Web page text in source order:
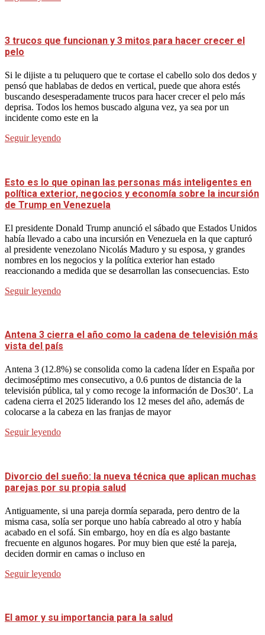
3 trucos que funcionan y 3 mitos para hacer crecer el
pelo
Si le dijiste a tu peluquero que te cortase el cabello solo dos dedos y
pensó que hablabas de dedos en vertical, puede que ahora estés
buscando desesperadamente trucos para hacer crecer el pelo más
deprisa. Todos los hemos buscado alguna vez, ya sea por un
incidente como este en la
Seguir leyendo
Esto es lo que opinan las personas más inteligentes en
política exterior, negocios y economía sobre la incursión
de Trump en Venezuela
El presidente Donald Trump anunció el sábado que Estados Unidos
había llevado a cabo una incursión en Venezuela en la que capturó
al presidente venezolano Nicolás Maduro y su esposa, y grandes
nombres en los negocios y la política exterior han estado
reaccionando a medida que se desarrollan las consecuencias. Esto
Seguir leyendo
Antena 3 cierra el año como la cadena de televisión más
vista del país
Antena 3 (12.8%) se consolida como la cadena líder en España por
decimoséptimo mes consecutivo, a 0.6 puntos de distancia de la
televisión pública, tal y como recoge la información de Dos30‘. La
cadena cierra el 2025 liderando los 12 meses del año, además de
colocarse a la cabeza en las franjas de mayor
Seguir leyendo
Divorcio del sueño: la nueva técnica que aplican muchas
parejas por su propia salud
Antiguamente, si una pareja dormía separada, pero dentro de la
misma casa, solía ser porque uno había cabreado al otro y había
acabado en el sofá. Sin embargo, hoy en día es algo bastante
frecuente en algunos hogares. Por muy bien que esté la pareja,
deciden dormir en camas o incluso en
Seguir leyendo
El amor y su importancia para la salud